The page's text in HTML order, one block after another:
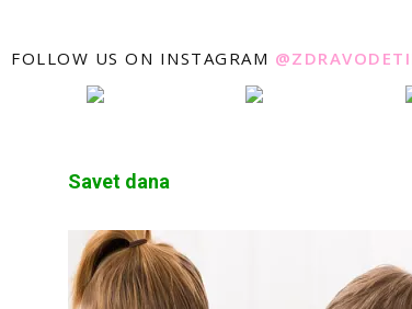
FOLLOW US ON INSTAGRAM
Savet dana